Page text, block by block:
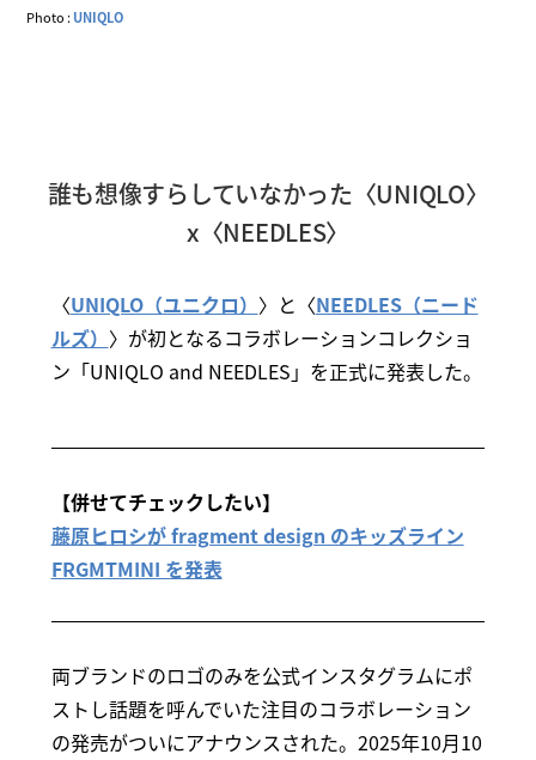
Photo :UNIQLO
誰も想像すらしていなかった〈UNIQLO〉
x〈NEEDLES〉
〈UNIQLO（ユニクロ） 〉と〈NEEDLES（ニード
ルズ） 〉が初となるコラボレーションコレクショ
ン「UNIQLO and NEEDLES」を正式に発表した。
【併せてチェックしたい】
藤原ヒロシが fragment design のキッズライン
FRGMTMINI を発表
両ブランドのロゴのみを公式インスタグラムにポ
ストし話題を呼んでいた注目のコラボレーション
の発売がついにアナウンスされた。2025年10月10